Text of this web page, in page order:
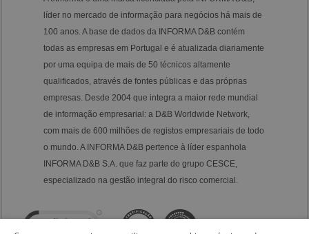
líder no mercado de informação para negócios há mais de
100 anos. A base de dados da INFORMA D&B contém
todas as empresas em Portugal e é atualizada diariamente
por uma equipa de mais de 50 técnicos altamente
qualificados, através de fontes públicas e das próprias
empresas. Desde 2004 que integra a maior rede mundial
de informação empresarial: a D&B Worldwide Network,
com mais de 600 milhões de registos empresariais de todo
o mundo. A INFORMA D&B pertence à líder espanhola
INFORMA D&B S.A. que faz parte do grupo CESCE,
especializado na gestão integral do risco comercial.